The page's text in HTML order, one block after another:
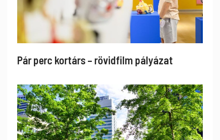
Pár perc kortárs – rövidfilm pályázat